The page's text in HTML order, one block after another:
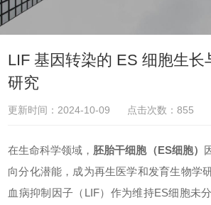
LIF 基因转染的 ES 细胞生长
研究
更新时间：2024-10-09 点击次数：855
在生命科学领域， 胚胎干细胞（ES细胞）
向分化潜能，成为再生医学和发育生物学
血病抑制因子（LIF）作为维持ES细胞未